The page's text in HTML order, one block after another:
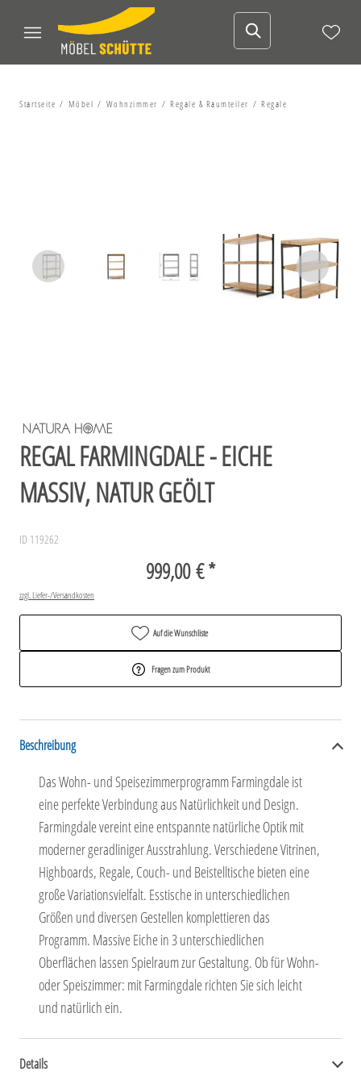
Startseite Möbel Wohnzimmer Regale & Raumteiler Regale
REGAL FARMINGDALE - EICHE
MASSIV, NATUR GEÖLT
ID 119262
999,00 € *
zzgl. Liefer-/Versandkosten
Auf die Wunschliste
Fragen zum Produkt
Beschreibung
Das Wohn- und Speisezimmerprogramm Farmingdale ist
eine perfekte Verbindung aus Natürlichkeit und Design.
Farmingdale vereint eine entspannte natürliche Optik mit
moderner geradliniger Ausstrahlung. Verschiedene Vitrinen,
Highboards, Regale, Couch- und Beistelltische bieten eine
große Variationsvielfalt. Esstische in unterschiedlichen
Größen und diversen Gestellen komplettieren das
Programm. Massive Eiche in 3 unterschiedlichen
Oberflächen lassen Spielraum zur Gestaltung. Ob für Wohn-
oder Speiszimmer: mit Farmingdale richten Sie sich leicht
und natürlich ein.
Details